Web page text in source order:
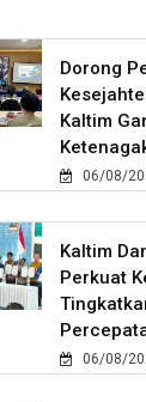
Dorong
Kaltim
06/08/
Kaltim
Perkuat
06/08/